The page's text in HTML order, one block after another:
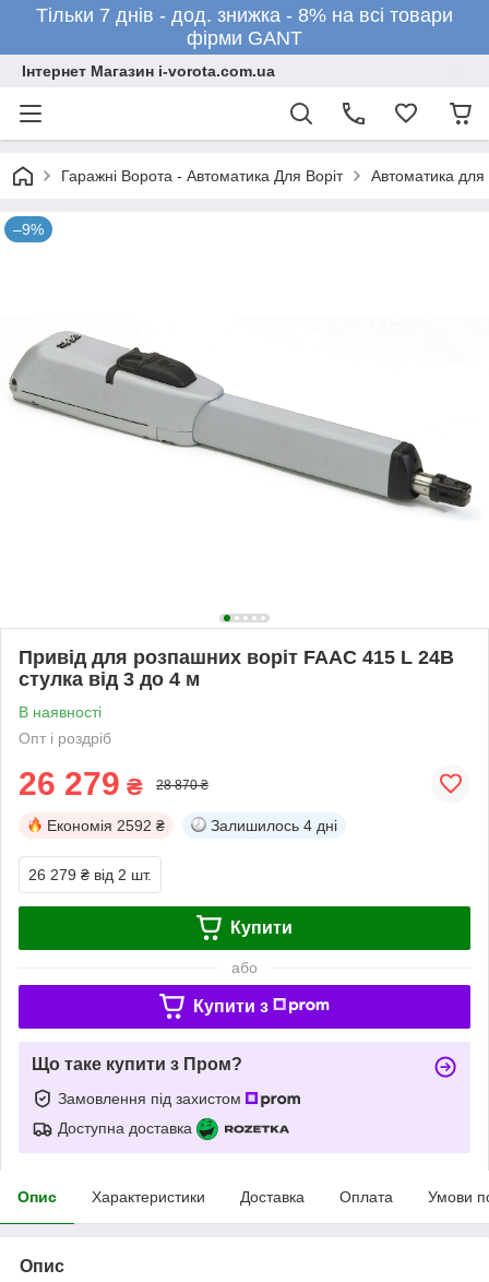
Тільки 7 днів - дод. знижка - 8% на всі товари
фірми GANT
Інтернет Магазин i-vorota.com.ua
Гаражні Ворота - Автоматика Для Воріт Автоматика для
–9%
Привід для розпашних воріт FAAC 415 L 24В
стулка від 3 до 4 м
В наявності
Опт і роздріб
26 279 ₴ 28 870 ₴
Економія 2592 ₴ Залишилось 4 дні
26 279 ₴ від 2 шт.
Купити
або
Купити з
Що таке купити з Пром?
Замовлення під захистом
Доступна доставка
Опис Характеристики Доставка Оплата Умови
Опис